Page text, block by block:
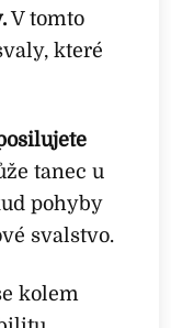
V tomto
které
tanec u
pohyby
svalstvo.
kolem